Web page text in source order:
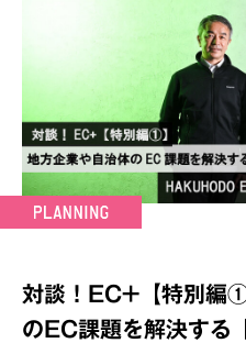
対談！EC+【特別編
のEC課題を解決する